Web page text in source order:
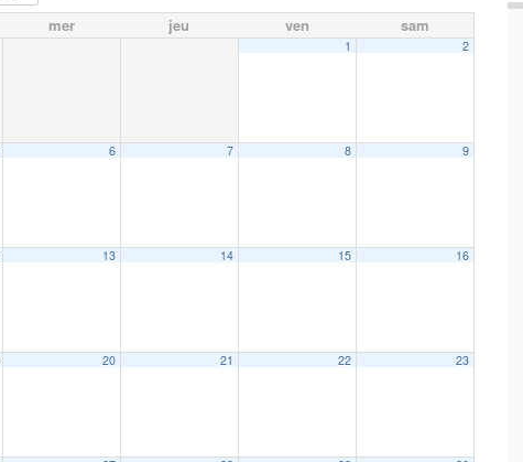
mer jeu ven sam
1 2
6 7 8 9
13 14 15 16
20 21 22 23